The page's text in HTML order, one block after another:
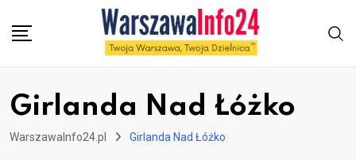
Girlanda Nad Łóżko
WarszawaInfo24.pl Girlanda Nad Łóżko